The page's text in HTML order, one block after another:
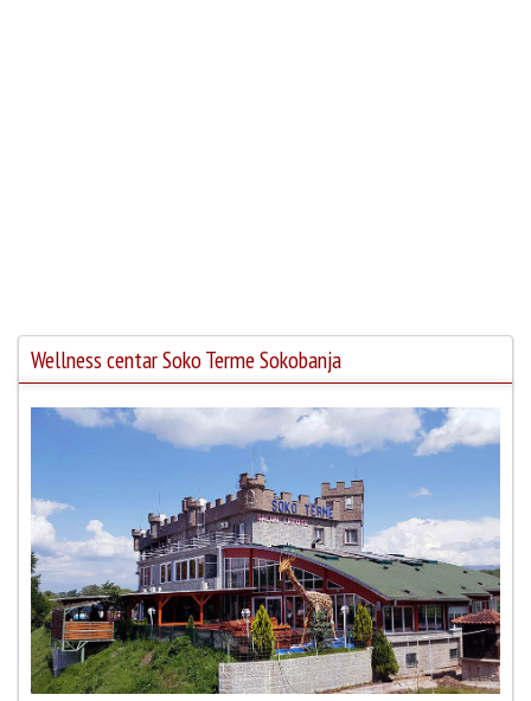
Wellness centar Soko Terme Sokobanja